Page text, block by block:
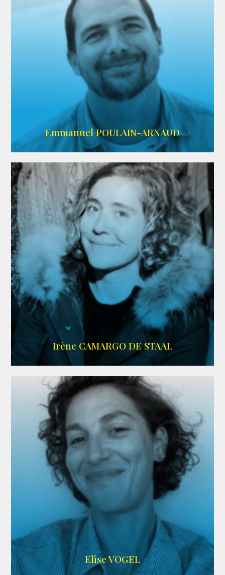
AGENCE SINGULARIST
Emmanuel POULAIN-ARNAUD
ALLOCINE
Irène CAMARGO DE STAAL
AGENCE IF ONLY
Elise VOGEL